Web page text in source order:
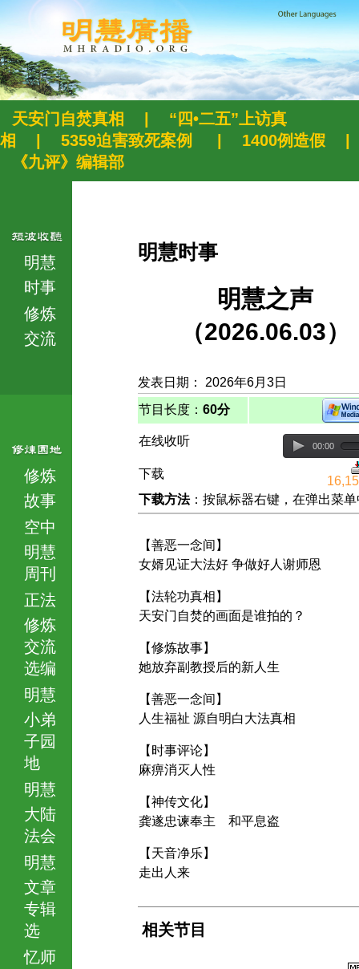
天安门自焚真相
“四•二五”上访真
相
5359迫害致死案例 1400例造假
《九评》编辑部
明慧
时事
修炼
交流
修炼
故事
空中
明慧
周刊
正法
修炼
交流
选编
明慧
小弟
子园
地
明慧
大陆
法会
明慧
文章
专辑
选
忆师
明慧时事
明慧之声
（2026.06.03）
发表日期： 2026年6月3日
节目长度： 60分
在线收听 00:00
下载
下载方法：按鼠标器右键，在弹出菜
【善恶一念间】
女婿见证大法好 争做好人谢师恩
【法轮功真相】
天安门自焚的画面是谁拍的？
【修炼故事】
她放弃副教授后的新人生
【善恶一念间】
人生福祉 源自明白大法真相
【时事评论】
麻痹消灭人性
【神传文化】
龚遂忠谏奉主 和平息盗
【天音净乐】
走出人来
相关节目